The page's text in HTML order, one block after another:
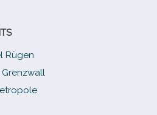
Rügen